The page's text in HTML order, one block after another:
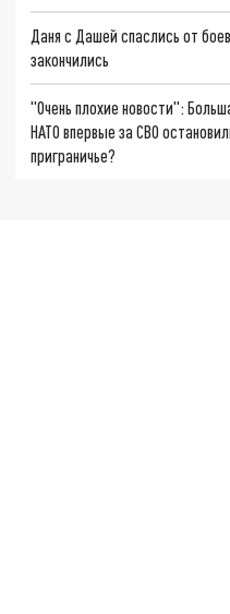
Даня с Дашей спаслись от
закончились
"Очень плохие новости":
НАТО впервые за СВО
приграничье?